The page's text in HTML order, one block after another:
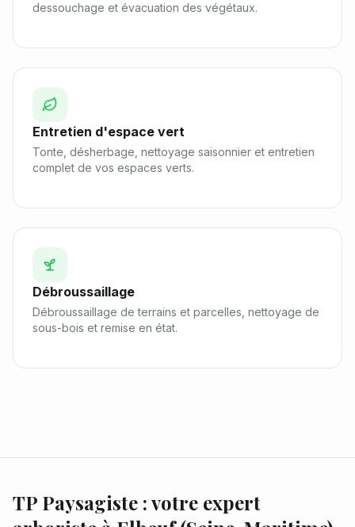
dessouchage et évacuation des végétaux.
Entretien d'espace vert
Tonte, désherbage, nettoyage saisonnier et entretien
complet de vos espaces verts.
Débroussaillage
Débroussaillage de terrains et parcelles, nettoyage de
sous-bois et remise en état.
TP Paysagiste : votre expert